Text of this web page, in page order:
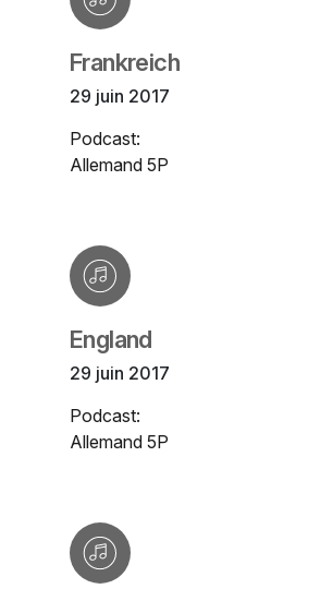
Frankreich
29 juin 2017
Podcast:
Allemand 5P
England
29 juin 2017
Podcast:
Allemand 5P